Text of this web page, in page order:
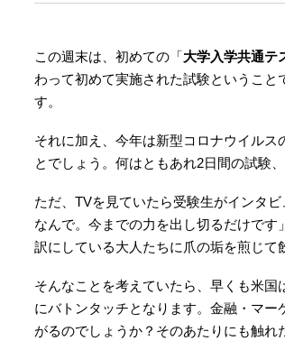
この週末は、初めての「大学入学共通テ
わって初めて実施された試験というこ
す。
それに加え、今年は新型コロナウイルス
とでしょう。何はともあれ2日間の試験
ただ、TVを見ていたら受験生がインタビ
なんで。今までの力を出し切るだけで
訳にしている大人たちに爪の垢を煎じて
そんなことを考えていたら、早くも米国
にバトンタッチとなります。金融・マ
がるのでしょうか？そのあたりにも触れ